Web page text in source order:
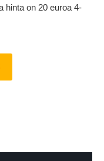
hinta on 20 euroa 4-